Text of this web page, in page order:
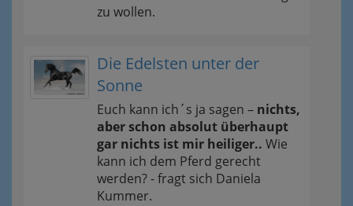
zu wollen.
Die Edelsten unter der
Sonne
Euch kann ich´s ja sagen – nichts,
aber schon absolut überhaupt
gar nichts ist mir heiliger.. Wie
kann ich dem Pferd gerecht
werden? - fragt sich Daniela
Kummer.